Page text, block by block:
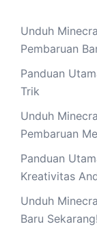
Unduh
Pembaruan
Panduan
Trik
Unduh
Pembaruan
Panduan
Kreativitas
Unduh
Baru Sekarang!